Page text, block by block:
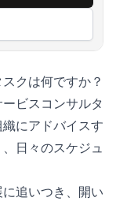
クは何ですか？
ビスコンサルタ
にアドバイスす
日々のスケジュ
追いつき、開い